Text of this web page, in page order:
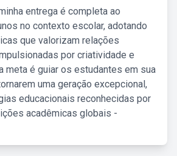
entrega é completa ao
no contexto escolar, adotando
que valorizam relações
por criatividade e
meta é guiar os estudantes em sua
uma geração excepcional,
educacionais reconhecidas por
acadêmicas globais -